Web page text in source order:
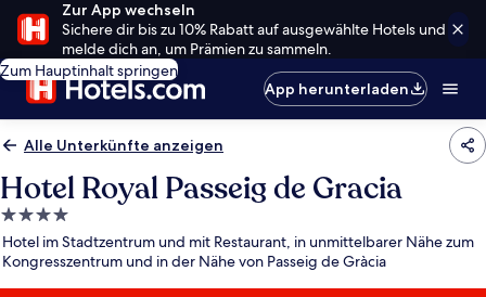
Zur App wechseln
Sichere dir bis zu 10% Rabatt auf ausgewählte Hotels und
melde dich an, um Prämien zu sammeln.
Zum Hauptinhalt springen
App herunterladen
Alle Unterkünfte anzeigen
Hotel Royal Passeig de Gracia
4.0-
Sterne-
Unterkunft
Hotel im Stadtzentrum und mit Restaurant, in unmittelbarer Nähe zum
Kongresszentrum und in der Nähe von Passeig de Gràcia